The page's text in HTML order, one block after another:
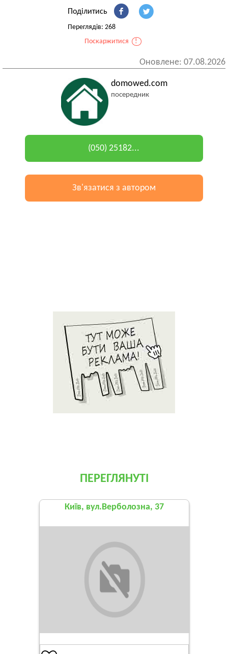
Поділитись
Переглядів: 268
Поскаржитися
!
Оновлене: 07.08.2026
domowed.com
посередник
(050) 25182...
Зв'язатися з автором
ПЕРЕГЛЯНУТІ
Київ, вул.Верболозна, 37